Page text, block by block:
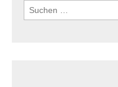
Suchen
nach: